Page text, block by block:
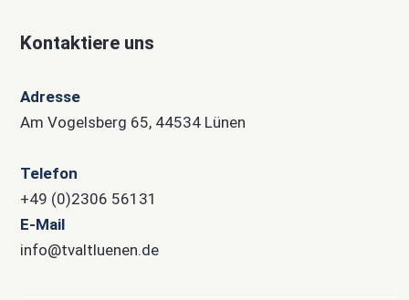
Kontaktiere uns
Adresse
Am Vogelsberg 65, 44534 Lünen
Telefon
+49 (0)2306 56131
E-Mail
info@tvaltluenen.de